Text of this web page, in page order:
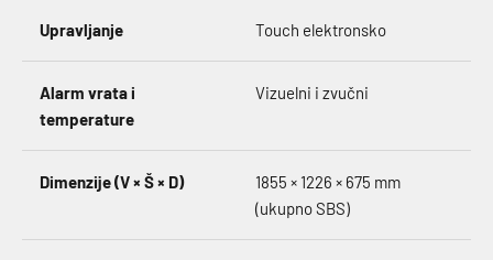
Upravljanje Touch elektronsko
Alarm vrata i
temperature
Vizuelni i zvučni
Dimenzije (V × Š × D)
1855 × 1226 × 675 mm
(ukupno SBS)